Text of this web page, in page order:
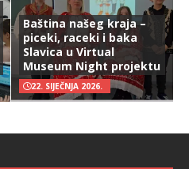
Baština našeg kraja –
piceki, raceki i baka
Slavica u Virtual
Museum Night projektu
22. SIJEČNJA 2026.